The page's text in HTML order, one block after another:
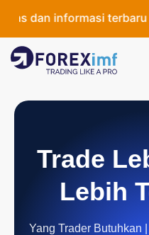
dan informasi terbaru di
Trade
Lebih
Yang Trader Butuhkan